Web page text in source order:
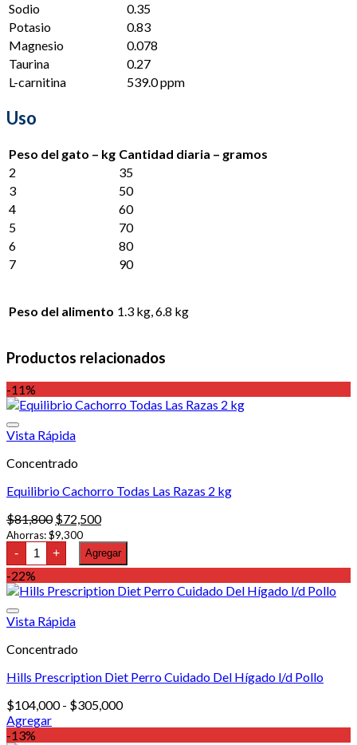
Sodio
0.35
Potasio
0.83
Magnesio
0.078
Taurina
0.27
L-carnitina
539.0 ppm
Uso
Peso del gato – kg Cantidad diaria – gramos
2
35
3
50
4
60
5
70
6
80
7
90
Peso del alimento 1.3 kg, 6.8 kg
Productos relacionados
-11%
Vista Rápida
Concentrado
Equilibrio Cachorro Todas Las Razas 2 kg
$81,800 El
precio
original
era:
$72,500El
actual
es:
Ahorras:$9,300
- Equilibrio
Cachorro
Todas
Las
Razas
kg
+ Agregar
-22%
Vista Rápida
Concentrado
Hills Prescription Diet Perro Cuidado Del Hígado l/d Pollo
$104,000 - $305,000Rango
Agregar
Este
-13%